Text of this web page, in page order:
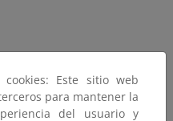
Este sitio web
para mantener la
del usuario y